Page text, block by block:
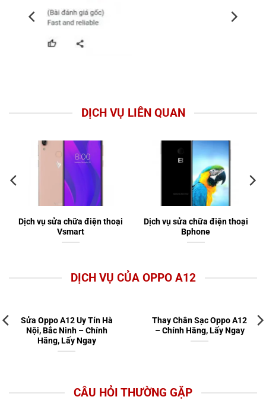
DỊCH VỤ LIÊN QUAN
Dịch vụ sửa chữa điện thoại
Vsmart
Dịch vụ sửa chữa điện thoại
Bphone
DỊCH VỤ CỦA OPPO A12
Sửa Oppo A12 Uy Tín Hà
Nội, Bắc Ninh – Chính
Hãng, Lấy Ngay
Thay Chân Sạc Oppo A12
– Chính Hãng, Lấy Ngay
CÂU HỎI THƯỜNG GẶP